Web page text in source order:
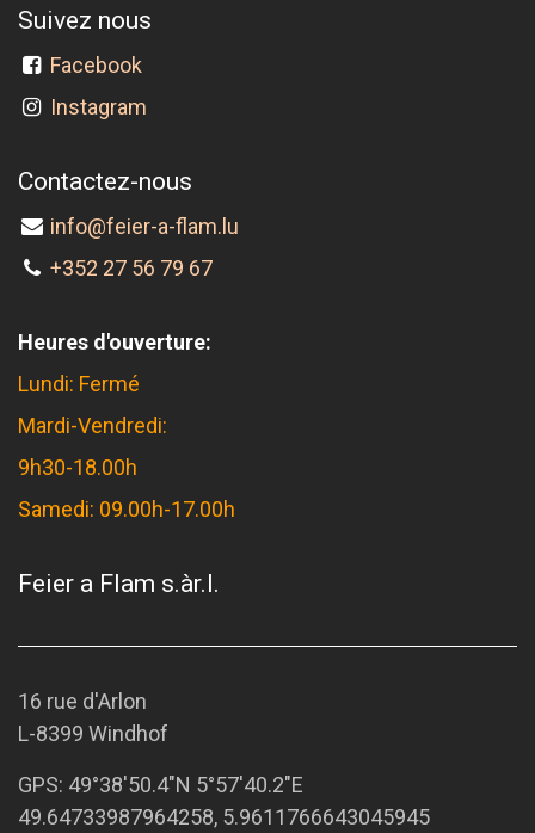
Suivez nous
Facebook
Instagram
Contactez-nous
info@feier-a-flam.lu
+352 27 56 79 67
Heures d'ouverture:
Lundi: Fermé
Mardi-Vendredi:
9h30-18.00h
Samedi: 09.00h-17.00h
Feier a Flam s.àr.l.
16 rue d'Arlon
L-8399 Windhof
GPS: 49°38'50.4"N 5°57'40.2"E
49.64733987964258, 5.9611766643045945